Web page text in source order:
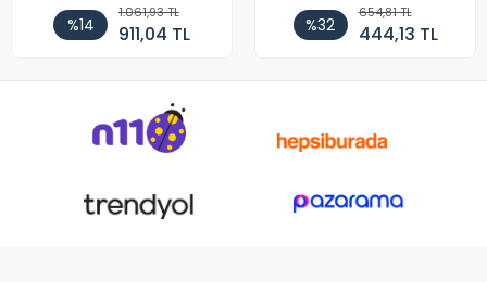
%14
1.061,93 TL
911,04 TL %32
654,81 TL
444,13 TL